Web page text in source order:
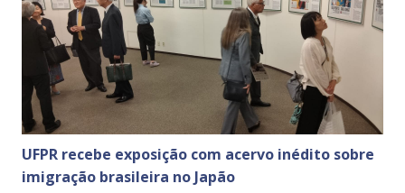
UFPR recebe exposição com acervo inédito sobre
imigração brasileira no Japão